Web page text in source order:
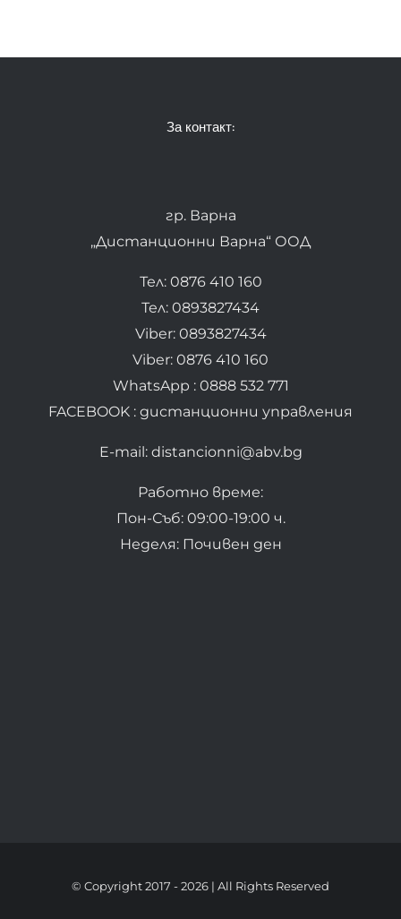
За контакт:
гр. Варна
„Дистанционни Варна“ ООД
Тел: 0876 410 160
Тел: 0893827434
Viber: 0893827434
Viber: 0876 410 160
WhatsApp : 0888 532 771
FACEBOOK : дистанционни управления
E-mail: distancionni@abv.bg
Работно време:
Пон-Съб: 09:00-19:00 ч.
Неделя: Почивен ден
© Copyright 2017 -2026 | All Rights Reserved